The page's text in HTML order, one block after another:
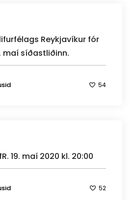
Reykjavíkur fór
maí síðastliðinn.
54
19. maí 2020 kl. 20:00
52